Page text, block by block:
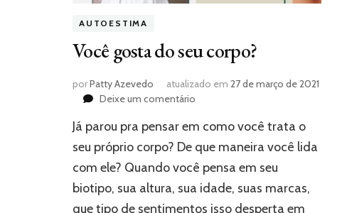
AUTOESTIMA
Você gosta do seu corpo?
porPatty Azevedo atualizado em 27 de março de 2021
Deixe um comentário
gosta
do
seu
corpo?
Já parou pra pensar em como você trata o
seu próprio corpo? De que maneira você lida
com ele? Quando você pensa em seu
biotipo, sua altura, sua idade, suas marcas,
que tipo de sentimentos isso desperta em